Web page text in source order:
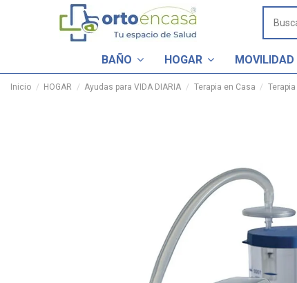
BAÑO HOGAR MOVILIDAD
Inicio HOGAR Ayudas para VIDA DIARIA Terapia en Casa Terapia